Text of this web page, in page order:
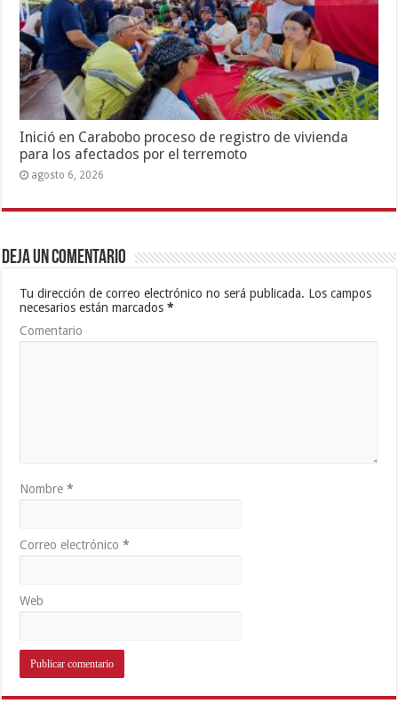
Inició en Carabobo proceso de registro de vivienda
para los afectados por el terremoto
agosto 6, 2026
Deja un comentario
Tu dirección de correo electrónico no será publicada. Los campos
necesarios están marcados*
Comentario
Nombre*
Correo electrónico*
Web